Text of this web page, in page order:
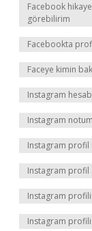
Facebook
görebilirim
Facebookta
Faceye kimin
Instagram
Instagram
Instagram profil
Instagram profil
Instagram
Instagram